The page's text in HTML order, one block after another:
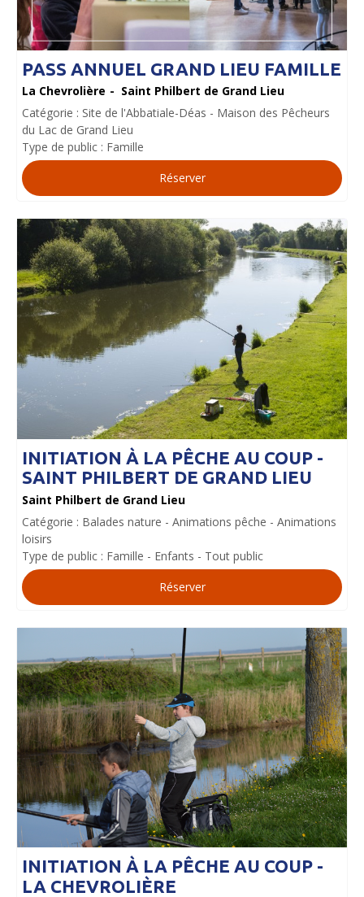
PASS ANNUEL GRAND LIEU FAMILLE
La Chevrolière
Saint Philbert de Grand Lieu
Catégorie : Site de l'Abbatiale-Déas
Maison des Pêcheurs
du Lac de Grand Lieu
Type de public : Famille
Réserver
INITIATION À LA PÊCHE AU COUP -
SAINT PHILBERT DE GRAND LIEU
Saint Philbert de Grand Lieu
Catégorie : Balades nature Animations pêche
Animations
loisirs
Type de public : Famille Enfants
Tout public
Réserver
INITIATION À LA PÊCHE AU COUP -
LA CHEVROLIÈRE